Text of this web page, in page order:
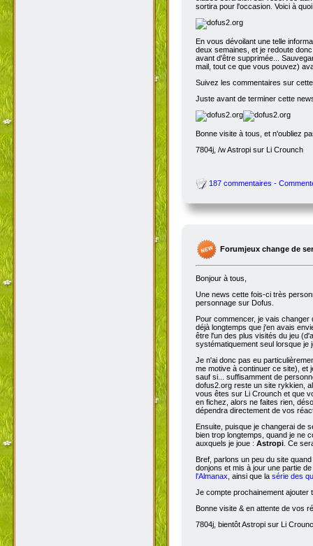
sortira pour l'occasion. Voici à
En vous dévoilant une telle
deux semaines, et je redoute
avant d'être supprimée...
mail, tout ce que vous pouvez)
Suivez les commentaires sur
Juste avant de terminer cette
Bonne visite à tous, et n'oubliez
7804j, /w Astropi sur Li Crounch
187 commentaires -
Forumjeux change de
Bonjour à tous,
Une news cette fois-ci très
personnage sur Dofus.
Pour commencer, je vais
déjà longtemps que j'en avais
être l'un des plus visités du jeu
systématiquement seul lorsque je
Je n'ai donc pas eu
me motive à continuer ce site), et
sauf si... suffisamment de
dofus2.org reste un site rykkien,
vous êtes sur Li Crounch et que
en fichez, alors ne faites rien,
dépendra directement de vos
Ensuite, puisque je changerai de
bien trop longtemps, quand je ne
auxquels je joue : Astropi . Ce
Bref, parlons un peu du site
donjons et mis à jour une partie
l'Almanax , ainsi que la série des
Je compte prochainement ajouter
Bonne visite & en attente de vos
7804j, bientôt Astropi sur Li